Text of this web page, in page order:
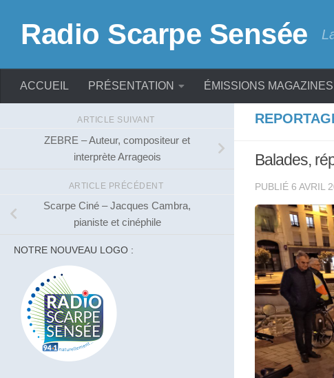
Radio Scarpe Sensée
ACCUEIL PRÉSENTATION ÉMISSIONS MAGAZINES
Balades,
PUBLIÉ 6 AVRIL
ARTICLE SUIVANT
ZEBRE – Auteur, compositeur et
interprète Arrageois
ARTICLE PRÉCÉDENT
Scarpe Ciné – Jacques Cambra,
pianiste et cinéphile
NOTRE NOUVEAU LOGO :